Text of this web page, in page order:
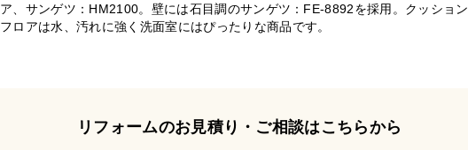
ア、サンゲツ：HM2100。壁には石目調のサンゲツ：FE-8892を採用。クッション
フロアは水、汚れに強く洗面室にはぴったりな商品です。
リフォームのお見積り・ご相談はこちらから